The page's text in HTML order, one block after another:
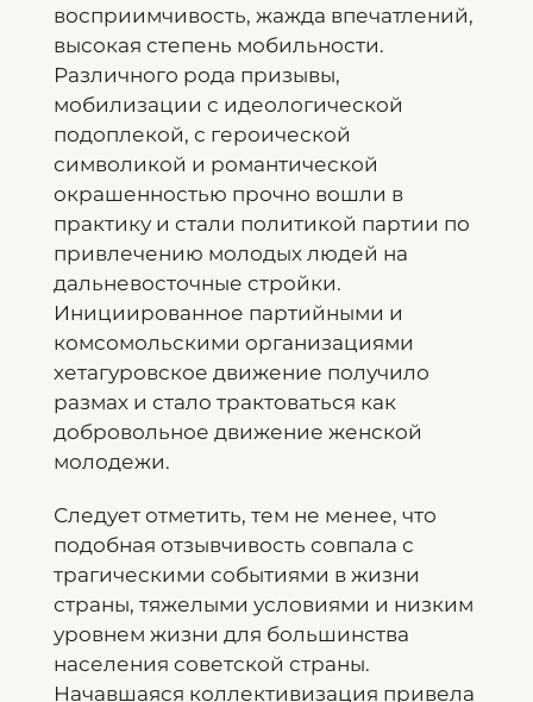
восприимчивость, жажда впечатлений,
высокая степень мобильности.
Различного рода призывы,
мобилизации с идеологической
подоплекой, с героической
символикой и романтической
окрашенностью прочно вошли в
практику и стали политикой партии по
привлечению молодых людей на
дальневосточные стройки.
Инициированное партийными и
комсомольскими организациями
хетагуровское движение получило
размах и стало трактоваться как
добровольное движение женской
молодежи.
Следует отметить, тем не менее, что
подобная отзывчивость совпала с
трагическими событиями в жизни
страны, тяжелыми условиями и низким
уровнем жизни для большинства
населения советской страны.
Начавшаяся коллективизация привела